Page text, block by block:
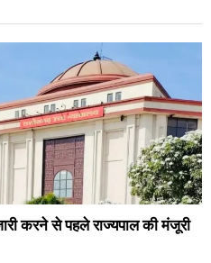
करने से पहले राज्यपाल की मंजूरी